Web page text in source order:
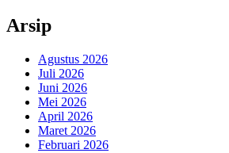
Arsip
Agustus 2026
Juli 2026
Juni 2026
Mei 2026
April 2026
Maret 2026
Februari 2026